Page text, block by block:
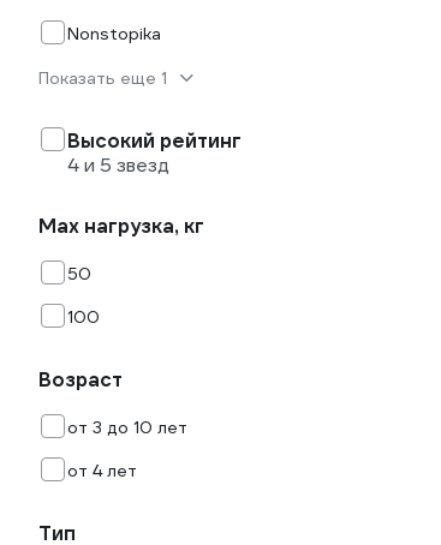
Nonstopika
Показать еще 1
Высокий рейтинг
4 и 5 звезд
Max нагрузка, кг
50
100
Возраст
от 3 до 10 лет
от 4 лет
Тип